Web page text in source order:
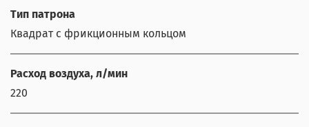
Тип патрона
Квадрат с фрикционным кольцом
Расход воздуха, л/мин
220